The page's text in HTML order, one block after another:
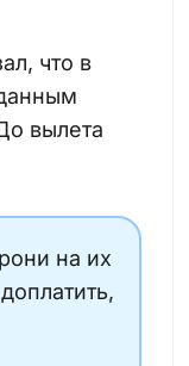
что в
вылета
на их